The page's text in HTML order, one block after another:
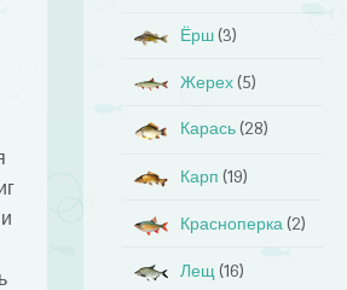
Ёрш (3)
Жерех (5)
Карась (28)
Карп (19)
Красноперка (2)
Лещ (16)